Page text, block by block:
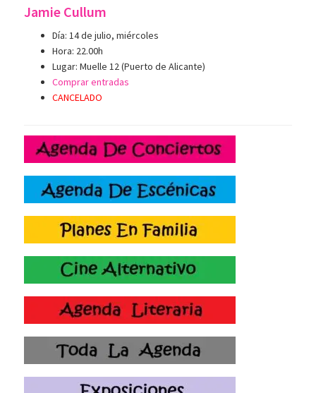
Jamie Cullum
Día: 14 de julio, miércoles
Hora: 22.00h
Lugar: Muelle 12 (Puerto de Alicante)
Comprar entradas
CANCELADO